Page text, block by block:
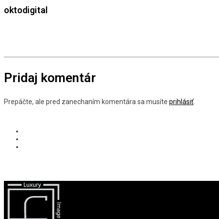
oktodigital
Pridaj komentár
Prepáčte, ale pred zanechaním komentára sa musíte prihlásiť